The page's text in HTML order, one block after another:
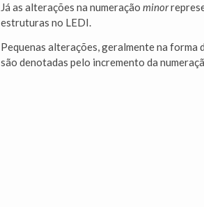
Já as alterações na numeração minor
estruturas no LEDI.
Pequenas alterações, geralmente na forma
são denotadas pelo incremento da